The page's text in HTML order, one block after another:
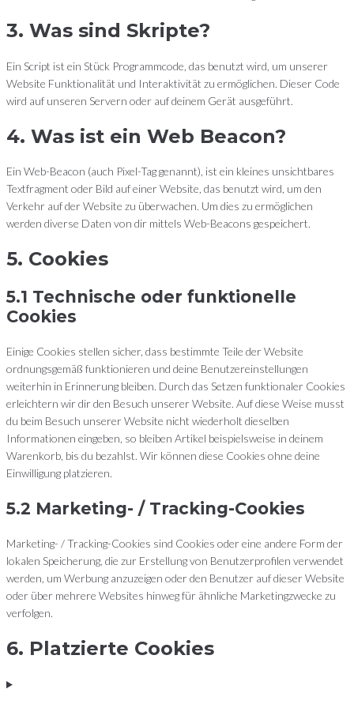
3. Was sind Skripte?
Ein Script ist ein Stück Programmcode, das benutzt wird, um unserer
Website Funktionalität und Interaktivität zu ermöglichen. Dieser Code
wird auf unseren Servern oder auf deinem Gerät ausgeführt.
4. Was ist ein Web Beacon?
Ein Web-Beacon (auch Pixel-Tag genannt), ist ein kleines unsichtbares
Textfragment oder Bild auf einer Website, das benutzt wird, um den
Verkehr auf der Website zu überwachen. Um dies zu ermöglichen
werden diverse Daten von dir mittels Web-Beacons gespeichert.
5. Cookies
5.1 Technische oder funktionelle
Cookies
Einige Cookies stellen sicher, dass bestimmte Teile der Website
ordnungsgemäß funktionieren und deine Benutzereinstellungen
weiterhin in Erinnerung bleiben. Durch das Setzen funktionaler Cookies
erleichtern wir dir den Besuch unserer Website. Auf diese Weise musst
du beim Besuch unserer Website nicht wiederholt dieselben
Informationen eingeben, so bleiben Artikel beispielsweise in deinem
Warenkorb, bis du bezahlst. Wir können diese Cookies ohne deine
Einwilligung platzieren.
5.2 Marketing- / Tracking-Cookies
Marketing- / Tracking-Cookies sind Cookies oder eine andere Form der
lokalen Speicherung, die zur Erstellung von Benutzerprofilen verwendet
werden, um Werbung anzuzeigen oder den Benutzer auf dieser Website
oder über mehrere Websites hinweg für ähnliche Marketingzwecke zu
verfolgen.
6. Platzierte Cookies